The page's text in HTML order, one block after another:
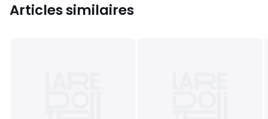
Articles similaires